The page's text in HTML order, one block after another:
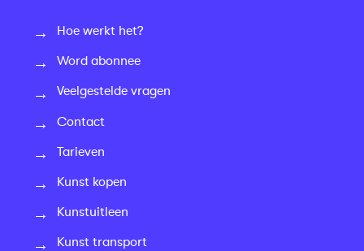
Hoe werkt het?
Word abonnee
Veelgestelde vragen
Contact
Tarieven
Kunst kopen
Kunstuitleen
Kunst transport